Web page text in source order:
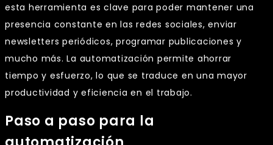
esta herramienta es clave para poder mantener una
presencia constante en las redes sociales, enviar
newsletters periódicos, programar publicaciones y
mucho más. La automatización permite ahorrar
tiempo y esfuerzo, lo que se traduce en una mayor
productividad y eficiencia en el trabajo.
Paso a paso para la